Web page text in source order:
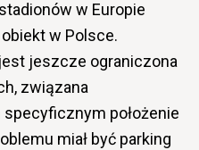
w Europie
w Polsce.
jeszcze ograniczona
związana
położenie
miał być parking